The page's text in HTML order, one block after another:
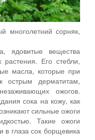
многолетний сорняк,
ядовитые вещества
растения. Его стебли,
масла, которые при
острым дерматитам,
ожогов.
сока на кожу, как
сильные ожоги
Такие ожоги
глаза сок борщевика